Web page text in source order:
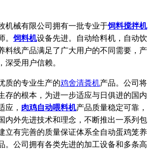
械有限公司拥有一批专业于饲料搅拌机
。饲料机设备先进。自动给料机，自动饮
料线产品满足了广大用户的不同需要，产
深受用户信赖。
的专业生产的鸡舍清粪机产品。公司将
存的根本， 为进一步适应与日俱进的国内
应， 肉鸡自动喂料机产品质量稳定可靠，
内外先进技术和理念，不断推出一系列包
立有完善的质量保证体系全自动蛋鸡笼养
。公司拥有各类先进的加工设备和多条高